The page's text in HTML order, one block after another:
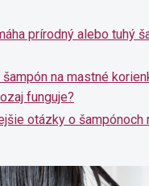
prírodný alebo tuhý
na mastné
funguje?
otázky o šampónoch